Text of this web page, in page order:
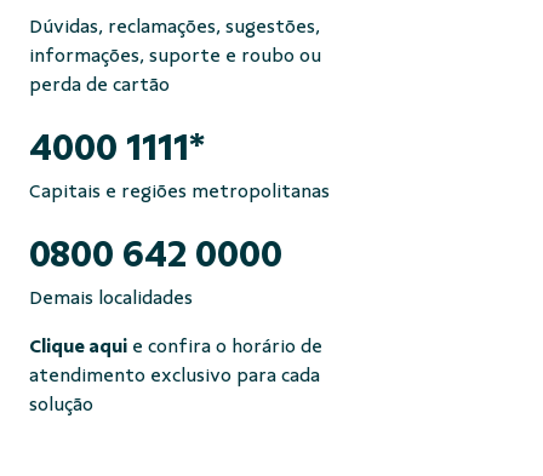
Dúvidas, reclamações, sugestões,
informações, suporte e roubo ou
perda de cartão
4000 1111*
Capitais e regiões metropolitanas
0800 642 0000
Demais localidades
Clique aqui e confira o horário de
atendimento exclusivo para cada
solução